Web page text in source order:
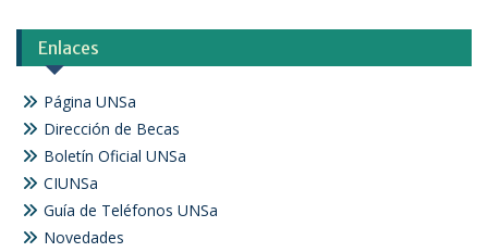
Enlaces
Página UNSa
Dirección de Becas
Boletín Oficial UNSa
CIUNSa
Guía de Teléfonos UNSa
Novedades